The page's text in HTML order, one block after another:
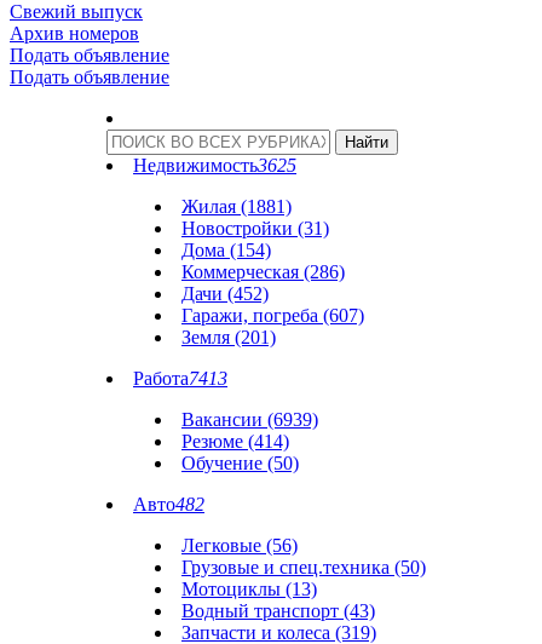
Свежий выпуск
Архив номеров
Подать объявление
Подать объявление
Недвижимость3625
Жилая (1881)
Новостройки (31)
Дома (154)
Коммерческая (286)
Дачи (452)
Гаражи, погреба (607)
Земля (201)
Работа7413
Вакансии (6939)
Резюме (414)
Обучение (50)
Авто482
Легковые (56)
Грузовые и спец.техника (50)
Мотоциклы (13)
Водный транспорт (43)
Запчасти и колеса (319)